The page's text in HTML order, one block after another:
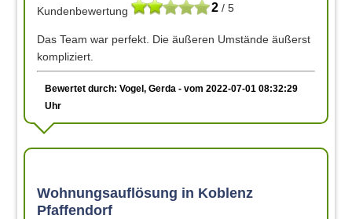
2 / 5
Kundenbewertung
Das Team war perfekt. Die äußeren Umstände äußerst
kompliziert.
Bewertet durch: Vogel, Gerda - vom 2022-07-01 08:32:29
Uhr
Wohnungsauflösung in Koblenz
Pfaffendorf